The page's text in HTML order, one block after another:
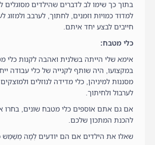
בתוך כך שימו לב לדברים שהילדים מסוגלים
למדוד כמויות וזמנים, לחתוך, לערבב ולמזוג
חייבים לבצע יחד איתם.
כלי מטבח:
אימא שלי הייתה בשלנית ואהבה לקנות כלי
במקצועו, היה שותף לקנייה של כלי עבודה
מסננות למיניהן, כלי מדידה לנוזלים ולמוצקים
לערבול ולחיתוך.
אם גם אתם אוספים כלי מטבח שונים, בחרו
להכנת המתכון שלכם.
שאלו את הילדים אם הם יודעים לְמָה מְשַׁמֵּש